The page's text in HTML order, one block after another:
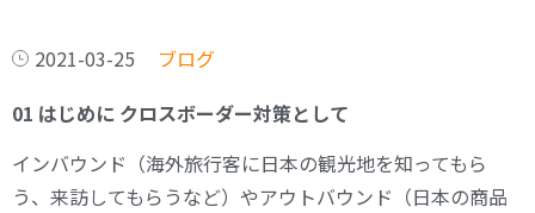
2021-03-25
ブログ
01 はじめに クロスボーダー対策として
インバウンド（海外旅行客に日本の観光地を知ってもら
う、来訪してもらうなど）やアウトバウンド（日本の商品